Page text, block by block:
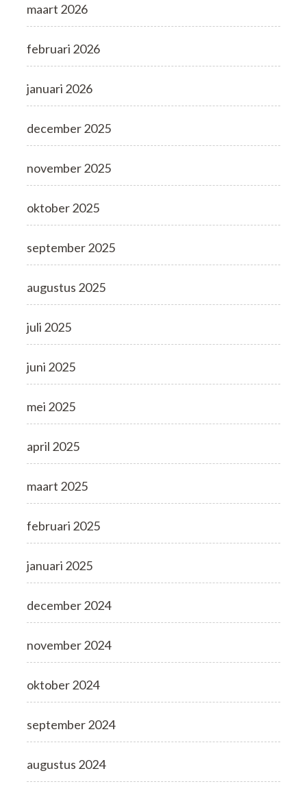
maart 2026
februari 2026
januari 2026
december 2025
november 2025
oktober 2025
september 2025
augustus 2025
juli 2025
juni 2025
mei 2025
april 2025
maart 2025
februari 2025
januari 2025
december 2024
november 2024
oktober 2024
september 2024
augustus 2024